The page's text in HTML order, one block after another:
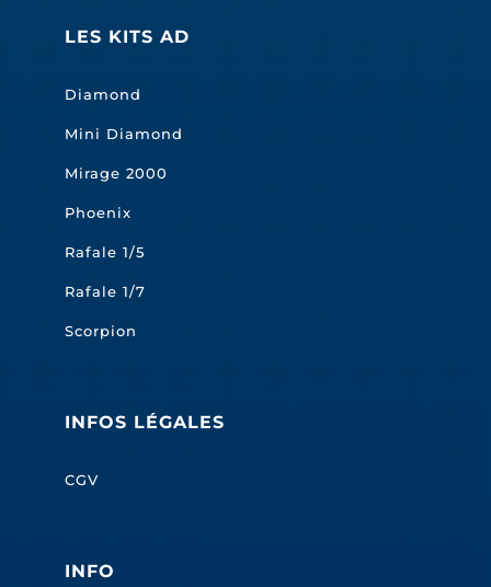
LES KITS AD
Diamond
Mini Diamond
Mirage 2000
Phoenix
Rafale 1/5
Rafale 1/7
Scorpion
INFOS LÉGALES
CGV
INFO